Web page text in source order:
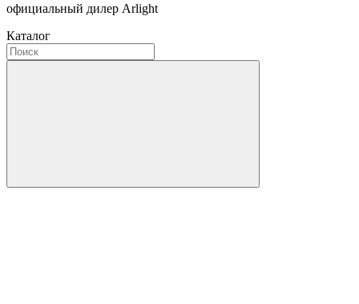
официальный дилер Arlight
Каталог